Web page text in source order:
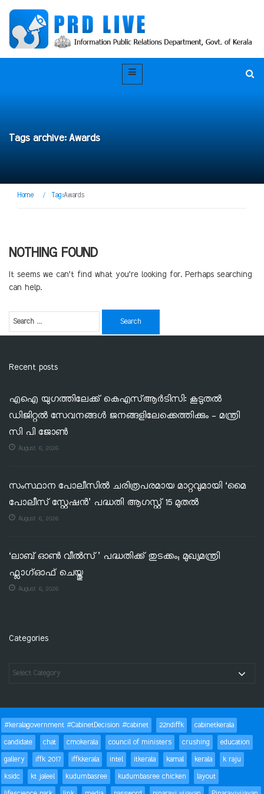
Tags archive: Awards
Home / Tag:Awards
NOTHING FOUND
It seems we can’t find what you’re looking for. Perhaps searching
can help.
Recent posts
എഐ യുഗത്തിലേക്ക് കെഎസ്ആർടിസി: കൂടുതൽ
ഡിജിറ്റൽ സേവനങ്ങൾ ജനങ്ങളിലേക്കെത്തിക്കും – മന്ത്രി
സി പി ജോൺ
August 6, 2026
സംസ്ഥാന പോലീസിൽ ചരിത്രപരമായ മാറ്റവുമായി ‘മൈ
പോലീസ് സ്റ്റേഷൻ’ പദ്ധതി ആഗസ്റ്റ് 15 മുതൽ
August 6, 2026
‘ലാബ് ഓൺ വീൽസ്’ പദ്ധതിക്ക് തുടക്കം; മുഖ്യമന്ത്രി
ഫ്ലാഗ്ഓഫ് ചെയ്തു
August 6, 2026
Categories
#keralagovernment #CabinetDecision #cabinet 22ndiffk
cabinetkerala
candidate
chat cmokerala council of ministers crushing
education
gallery
iffk 2017 iffkkerala intel itkerala kamal kerala
k raju
ksidc
kt jaleel kudumbasree kudumbasree chicken
layout